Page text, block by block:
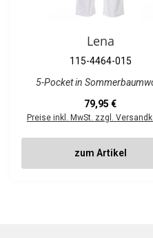
Lena
115-4464-015
5-Pocket in
Regulärer Preis:
79,95 €
Preise inkl. MwSt. zzgl.
zum Artikel